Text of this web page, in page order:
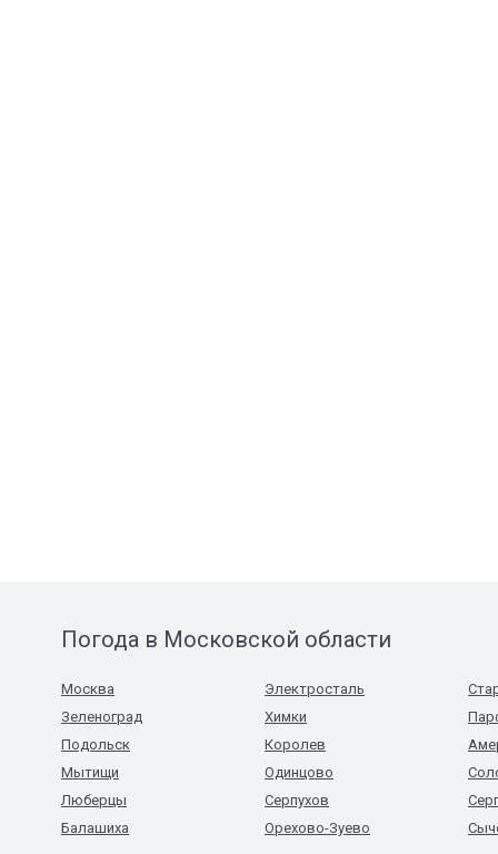
Погода в Московской области
Москва
Зеленоград
Подольск
Мытищи
Люберцы
Балашиха
Электросталь
Химки
Королев
Одинцово
Серпухов
Орехово-Зуево